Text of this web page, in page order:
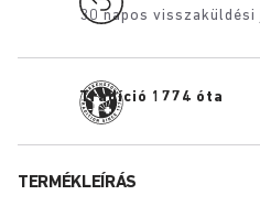
30 napos visszaküldési
Tradíció 1774 óta
TERMÉKLEÍRÁS